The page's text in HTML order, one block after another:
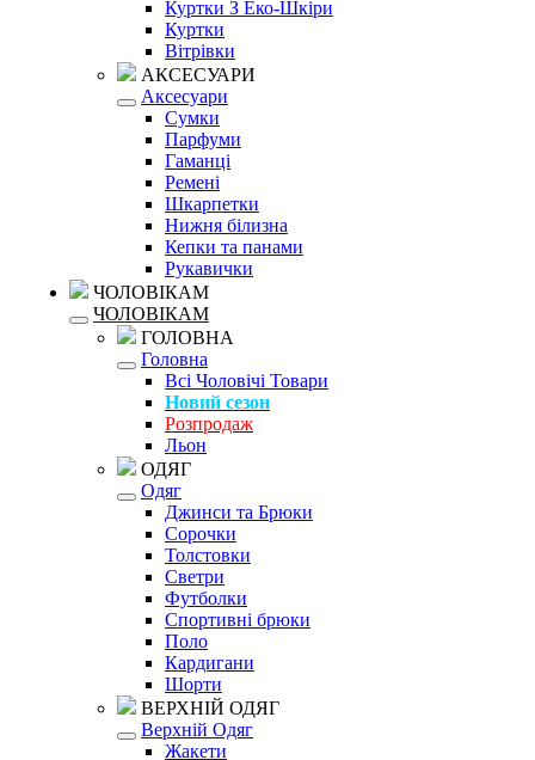
Куртки З Еко-Шкіри
Куртки
Вітрівки
АКСЕСУАРИ
Аксесуари
Сумки
Парфуми
Гаманці
Ремені
Шкарпетки
Нижня білизна
Кепки та панами
Рукавички
ЧОЛОВІКАМ
ЧОЛОВІКАМ
ГОЛОВНА
Головна
Всі Чоловічі Товари
Новий сезон
Розпродаж
Льон
ОДЯГ
Одяг
Джинси та Брюки
Сорочки
Толстовки
Светри
Футболки
Спортивні брюки
Поло
Кардигани
Шорти
ВЕРХНІЙ ОДЯГ
Верхній Одяг
Жакети